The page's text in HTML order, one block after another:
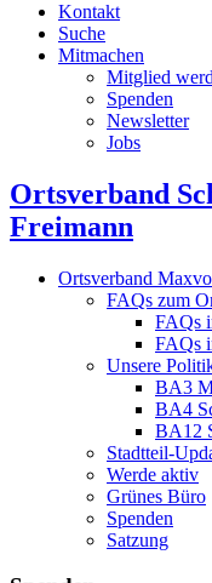
Kontakt
Suche
Mitmachen
Mitglied
Spenden
Newsletter
Jobs
Ortsverband
Freimann
Ortsverband
FAQs zum
FAQs
FAQs
Unsere
BA3
BA4
BA12
Stadtteil-
Werde aktiv
Grünes Büro
Spenden
Satzung